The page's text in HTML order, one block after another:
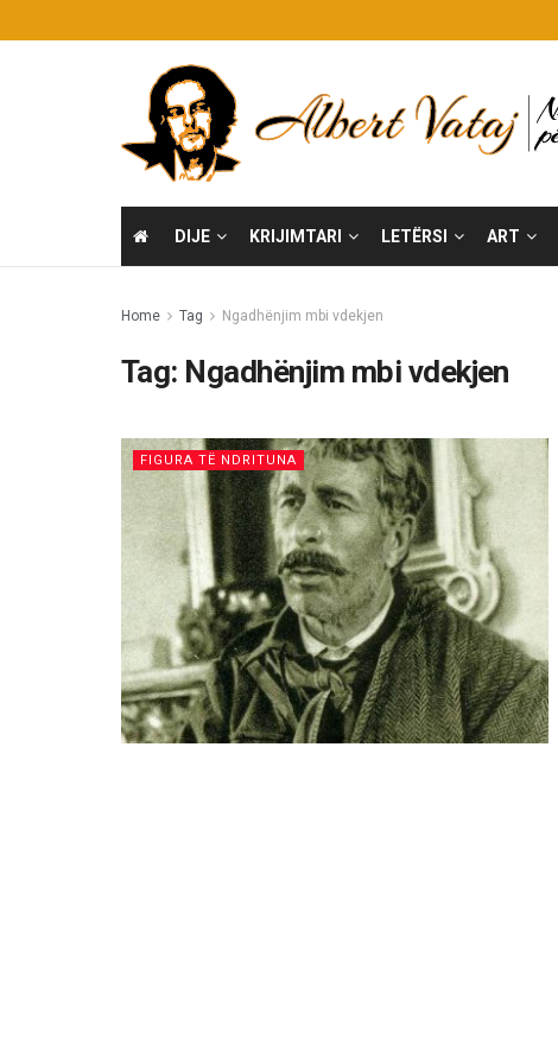
DIJE KRIJIMTARI LETËRSI ART
Home Tag Ngadhënjim mbi vdekjen
Tag: Ngadhënjim mbi vdekjen
FIGURA TË NDRITUNA